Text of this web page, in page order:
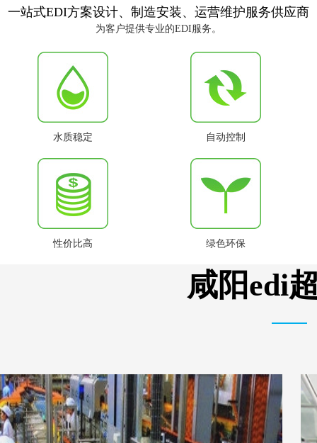
一站式EDI方案设计、制造安装、运营维护服务供应商
为客户提供专业的EDI服务。
水质稳定 自动控制
性价比高 绿色环保
咸阳edi